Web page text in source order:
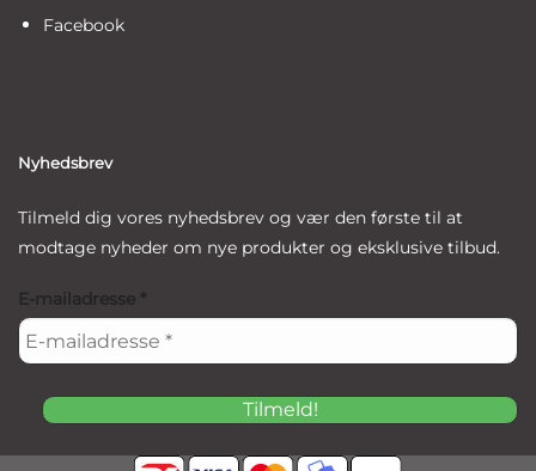
Facebook
Nyhedsbrev
Tilmeld dig vores nyhedsbrev og vær den første til at
modtage nyheder om nye produkter og eksklusive tilbud.
E-mailadresse *